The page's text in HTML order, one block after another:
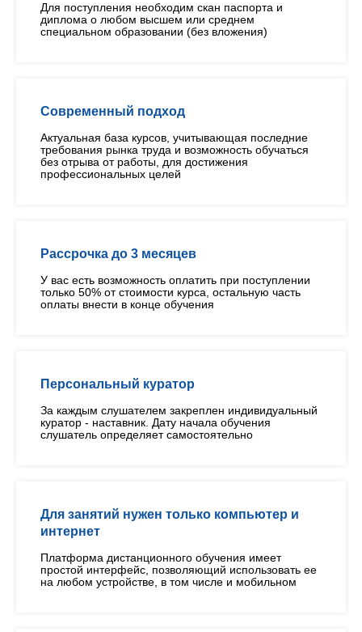
Для поступления необходим скан паспорта и
диплома о любом высшем или среднем
специальном образовании (без вложения)
Современный подход
Актуальная база курсов, учитывающая последние
требования рынка труда и возможность обучаться
без отрыва от работы, для достижения
профессиональных целей
Рассрочка до 3 месяцев
У вас есть возможность оплатить при поступлении
только 50% от стоимости курса, остальную часть
оплаты внести в конце обучения
Персональный куратор
За каждым слушателем закреплен индивидуальный
куратор - наставник. Дату начала обучения
слушатель определяет самостоятельно
Для занятий нужен только компьютер и
интернет
Платформа дистанционного обучения имеет
простой интерфейс, позволяющий использовать ее
на любом устройстве, в том числе и мобильном